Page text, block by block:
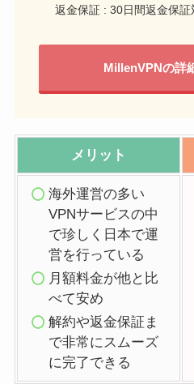
返金保証 : 30日間返金保証
MillenVPNの詳
メリット
海外運営の多い
VPNサービスの中
で珍しく日本で運
営を行っている
月額料金が他と比
べて安め
解約や返金保証ま
で非常にスムーズ
に完了できる